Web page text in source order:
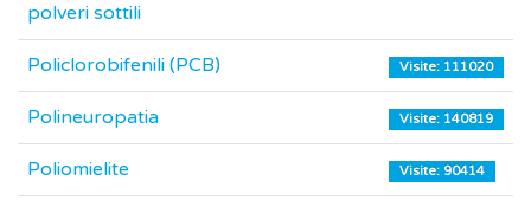
polveri sottili
Policlorobifenili (PCB) Visite: 111020
Polineuropatia Visite: 140819
Poliomielite Visite: 90414